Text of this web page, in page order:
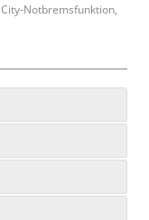
Notbremsfunktion,